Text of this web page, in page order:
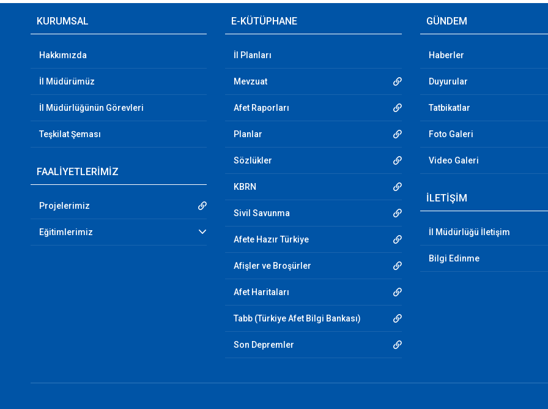
KURUMSAL
Hakkımızda
İl Müdürümüz
İl Müdürlüğünün Görevleri
Teşkilat Şeması
FAALİYETLERİMİZ
Projelerimiz
Eğitimlerimiz
E-KÜTÜPHANE
İl Planları
Mevzuat
Afet Raporları
Planlar
Sözlükler
KBRN
Sivil Savunma
Afete Hazır Türkiye
Afişler ve Broşürler
Afet Haritaları
Tabb (Türkiye Afet Bilgi Bankası)
Son Depremler
GÜNDEM
Haberler
Duyurular
Tatbikatlar
Foto Galeri
Video Galeri
İLETİŞİM
İl Müdürlüğü İletişim
Bilgi Edinme